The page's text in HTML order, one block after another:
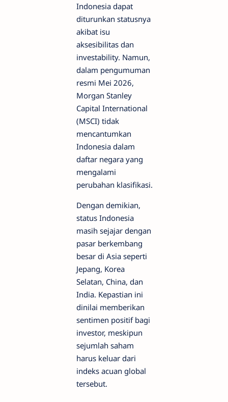
Indonesia dapat
diturunkan statusnya
akibat isu
aksesibilitas dan
investability. Namun,
dalam pengumuman
resmi Mei 2026,
Morgan Stanley
Capital International
(MSCI) tidak
mencantumkan
Indonesia dalam
daftar negara yang
mengalami
perubahan klasifikasi.
Dengan demikian,
status Indonesia
masih sejajar dengan
pasar berkembang
besar di Asia seperti
Jepang, Korea
Selatan, China, dan
India. Kepastian ini
dinilai memberikan
sentimen positif bagi
investor, meskipun
sejumlah saham
harus keluar dari
indeks acuan global
tersebut.